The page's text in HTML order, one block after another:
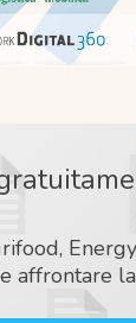
affrontare